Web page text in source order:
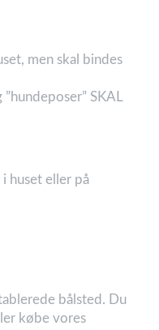
men skal bindes
SKAL
huset eller på
bålsted. Du
købe vores